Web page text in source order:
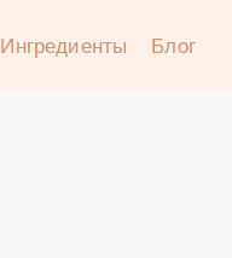
Ингредиенты Блог